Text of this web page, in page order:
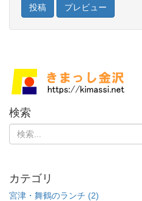
検索
カテゴリ
宮津・舞鶴のランチ (2)